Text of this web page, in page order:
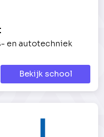
en autotechniek
Bekijk school